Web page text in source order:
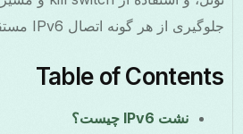
جلوگیری از هر گونه اتصال IPv6 مستقیم، متوقف می‌کند.
Table of Contents
نشت IPv6 چیست؟